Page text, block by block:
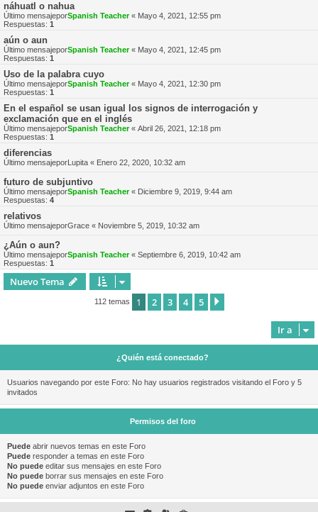
náhuatl o nahua
Último mensajeporSpanish Teacher« Mayo 4, 2021, 12:55 pm
Respuestas: 1
aún o aun
Último mensajeporSpanish Teacher« Mayo 4, 2021, 12:45 pm
Respuestas: 1
Uso de la palabra cuyo
Último mensajeporSpanish Teacher« Mayo 4, 2021, 12:30 pm
Respuestas: 1
En el español se usan igual los signos de interrogación y
exclamación que en el inglés
Último mensajeporSpanish Teacher« Abril 26, 2021, 12:18 pm
Respuestas: 1
diferencias
Último mensajeporLupita « Enero 22, 2020, 10:32 am
futuro de subjuntivo
Último mensajeporSpanish Teacher« Diciembre 9, 2019, 9:44 am
Respuestas: 4
relativos
Último mensajeporGrace « Noviembre 5, 2019, 10:32 am
¿Aún o aun?
Último mensajeporSpanish Teacher« Septiembre 6, 2019, 10:42 am
Respuestas: 1
Nuevo Tema
112 temas 1 2 3 4 5
Ir a
¿Quién está conectado?
Usuarios navegando por este Foro: No hay usuarios registrados visitando el Foro y 5
invitados
Permisos del foro
Puede abrir nuevos temas en este Foro
Puede responder a temas en este Foro
No puede editar sus mensajes en este Foro
No puede borrar sus mensajes en este Foro
No puede enviar adjuntos en este Foro